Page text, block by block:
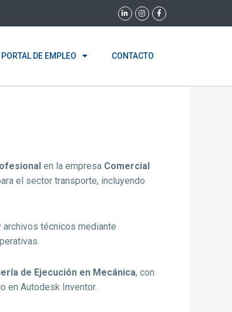
L
i
n
i
n
I
n
s
r
a
F
a
c
PORTAL DE EMPLEO CONTACTO
en la empresa Comercial
el sector transporte, incluyendo
archivos técnicos mediante
de Ejecución en Mecánica, con
en Autodesk Inventor.